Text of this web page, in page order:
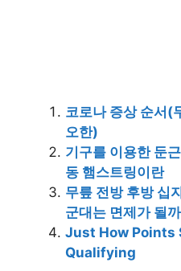
코로나 증상 순서(
오한)
기구를 이용한 둔
동 햄스트링이란
무릎 전방 후방 십
군대는 면제가 될
Just How Points
Qualifying